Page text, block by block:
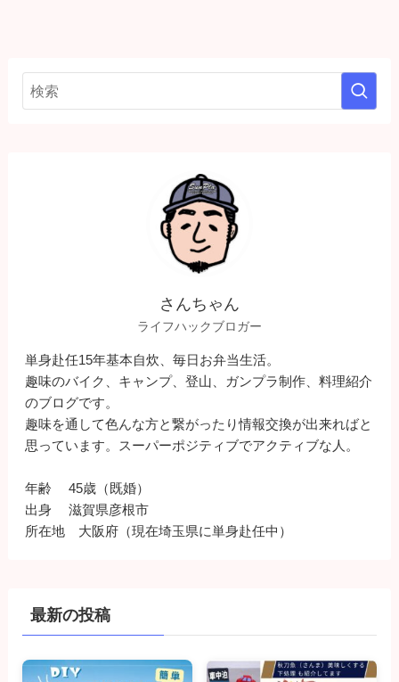
さんちゃん
ライフハックブロガー
単身赴任15年基本自炊、毎日お弁当生活。
趣味のバイク、キャンプ、登山、ガンプラ制作、料理紹介
のブログです。
趣味を通して色んな方と繋がったり情報交換が出来ればと
思っています。スーパーポジティブでアクティブな人。
年齢 45歳（既婚）
出身 滋賀県彦根市
所在地 大阪府（現在埼玉県に単身赴任中）
最新の投稿